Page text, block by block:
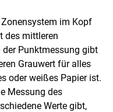
im Kopf
des mittleren
der Punktmessung gibt
Grauwert für alles
oder weißes Papier ist.
Messung des
Werte gibt,